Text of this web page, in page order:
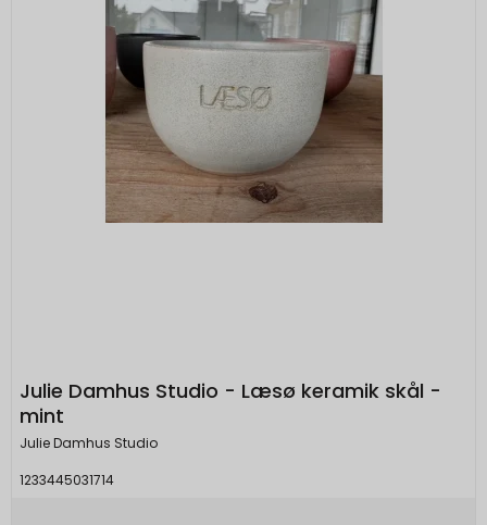
Julie Damhus Studio - Læsø keramik skål -
mint
Julie Damhus Studio
1233445031714